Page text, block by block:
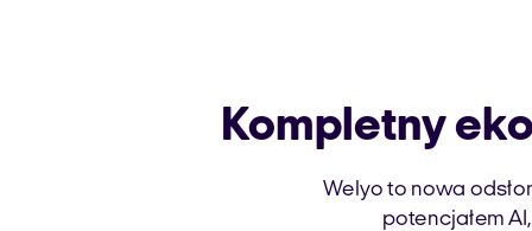
Kompletny
Welyo to nowa
potencjałem